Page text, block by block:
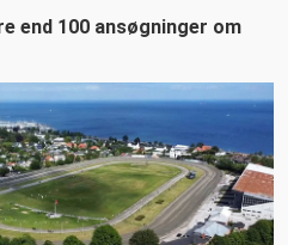
end 100 ansøgninger om